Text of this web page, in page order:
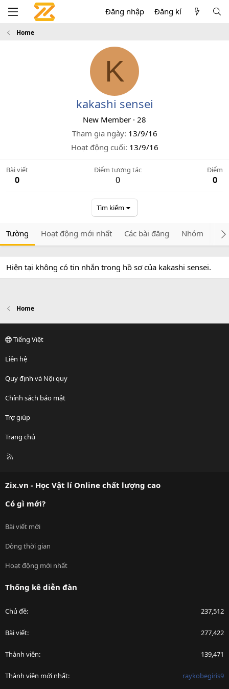
Đăng nhập Đăng kí
Home
K
kakashi sensei
New Member · 28
Tham gia ngày 13/9/16
Hoạt động cuối 13/9/16
Bài viết
0
Điểm tương tác
0
Điểm
0
Tìm kiếm
Tường Hoạt động mới nhất Các bài đăng Nhóm
Hiện tại không có tin nhắn trong hồ sơ của kakashi sensei.
Home
Tiếng Việt
Liên hệ
Quy định và Nội quy
Chính sách bảo mật
Trợ giúp
Trang chủ
R
Zix.vn - Học Vật lí Online chất lượng cao
Có gì mới?
Bài viết mới
Dòng thời gian
Hoạt động mới nhất
Thống kê diễn đàn
Chủ đề 237,512
Bài viết 277,422
Thành viên 139,471
Thành viên mới nhất raykobegiris9